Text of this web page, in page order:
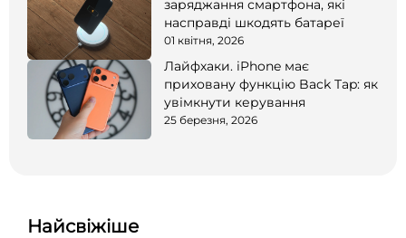
заряджання смартфона, які
насправді шкодять батареї
01 квітня, 2026
Лайфхаки. iPhone має
приховану функцію Back Tap: як
увімкнути керування
25 березня, 2026
Найсвіжіше